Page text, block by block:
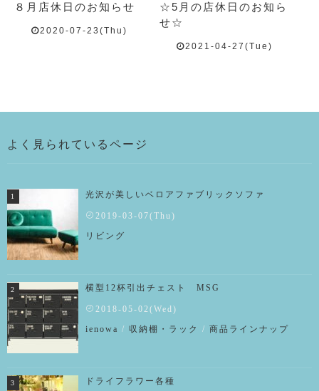
８月店休日のお知らせ
2020-07-23(Thu)
☆5月の店休日のお知ら
せ☆
2021-04-27(Tue)
よく見られているページ
光沢が美しいベロアファブリックソファ
2019-03-07(Thu)
リビング
横型12杯引出チェスト MSG
2018-05-02(Wed)
ienowa / 収納棚・ラック / 商品ラインナップ
ドライフラワー各種